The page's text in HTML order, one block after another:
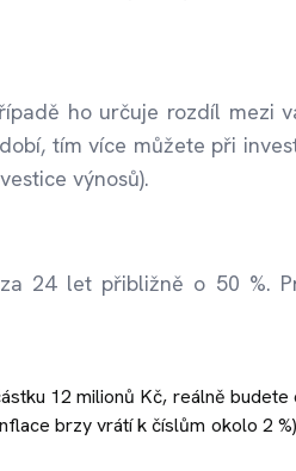
ho určuje rozdíl mezi
tím více můžete při
výnosů).
24 let přibližně o 50 %.
12 milionů Kč, reálně
brzy vrátí k číslům okolo 2